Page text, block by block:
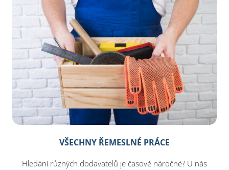
VŠECHNY ŘEMESLNÉ PRÁCE
Hledání různých dodavatelů je časově náročné? U nás